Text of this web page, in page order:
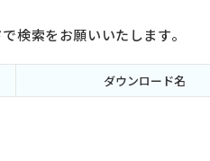
検索をお願いいたします。
ダウンロード名